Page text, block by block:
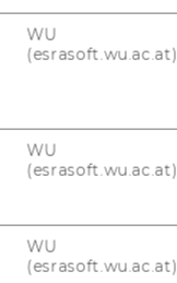
WU
(esrasoft.wu.ac.at)
WU
(esrasoft.wu.ac.at)
WU
(esrasoft.wu.ac.at)